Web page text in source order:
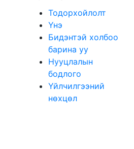
Тодорхойлолт
Үнэ
Бидэнтэй холбоо
барина уу
Нууцлалын
бодлого
Үйлчилгээний
нөхцөл